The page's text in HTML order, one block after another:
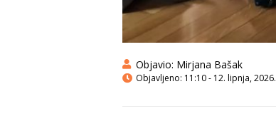
Objavio: Mirjana Bašak
Objavljeno: 11:10 - 12. lipnja, 2026.